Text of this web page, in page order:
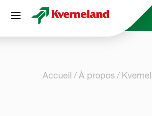
Accueil À propos
Panneau de gestion des cookies